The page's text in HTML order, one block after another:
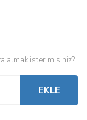
almak ister misiniz?
EKLE